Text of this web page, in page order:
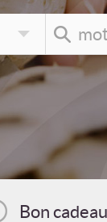
Bon cadeau